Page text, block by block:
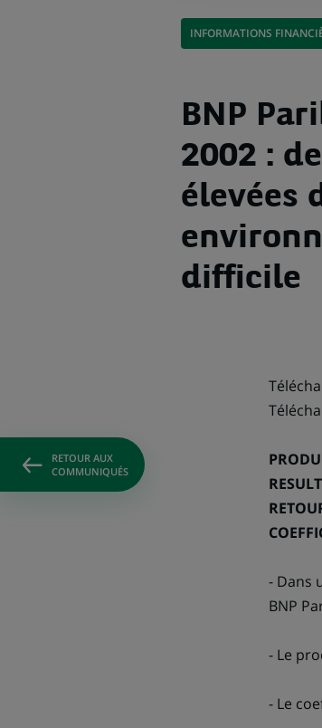
INFORMATIONS
BNP
2002 :
élevées
difficile
RETOUR AUX
COMMUNIQUÉS
- Dans
BNP
- Le
- Le